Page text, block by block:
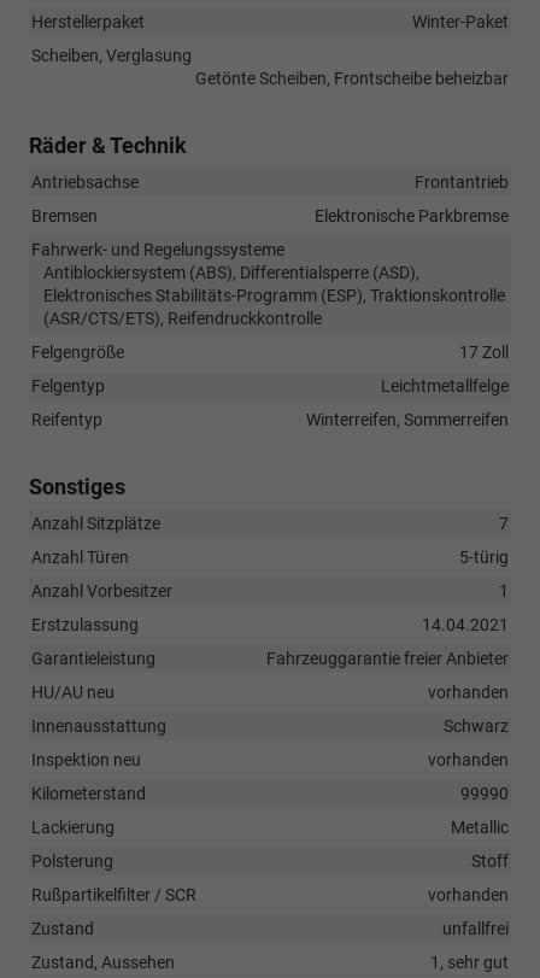
Herstellerpaket
Winter-Paket
Scheiben, Verglasung
Getönte Scheiben, Frontscheibe beheizbar
Räder & Technik
Antriebsachse
Frontantrieb
Bremsen
Elektronische Parkbremse
Fahrwerk- und Regelungssysteme
Antiblockiersystem (ABS), Differentialsperre (ASD),
Elektronisches Stabilitäts-Programm (ESP), Traktionskontrolle
(ASR/CTS/ETS), Reifendruckkontrolle
Felgengröße
17 Zoll
Felgentyp
Leichtmetallfelge
Reifentyp
Winterreifen, Sommerreifen
Sonstiges
Anzahl Sitzplätze
7
Anzahl Türen
5-türig
Anzahl Vorbesitzer
1
Erstzulassung
14.04.2021
Garantieleistung
Fahrzeuggarantie freier Anbieter
HU/AU neu
vorhanden
Innenausstattung
Schwarz
Inspektion neu
vorhanden
Kilometerstand
99990
Lackierung
Metallic
Polsterung
Stoff
Rußpartikelfilter / SCR
vorhanden
Zustand
unfallfrei
Zustand, Aussehen
1, sehr gut